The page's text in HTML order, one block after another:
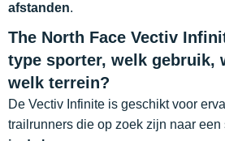
afstanden.
The North Face Vectiv
type sporter, welk gebruik,
welk terrein?
De Vectiv Infinite is geschikt voor
trailrunners die op zoek zijn naar een